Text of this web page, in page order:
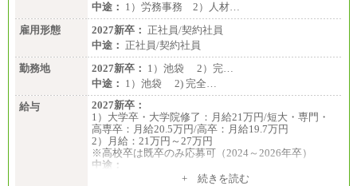
中途： 1）労務事務 2）人材…
雇用形態
2027新卒： 正社員/契約社員
中途： 正社員/契約社員
勤務地
2027新卒： 1）池袋 2）完…
中途： 1）池袋 2) 完全…
給与
2027新卒：
1）大学卒・大学院修了：月給21万円/短大・専門・
高専卒：月給20.5万円/高卒：月給19.7万円
2）月給：21万円～27万円
※高校卒は既卒のみ応募可（2024～2026年卒）
中途：
1）月給：21万円～25万円+ 続きを読む